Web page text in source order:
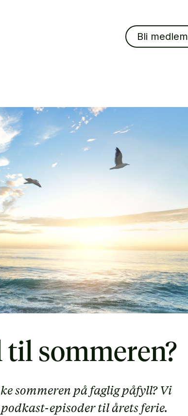
Bli medlem
til sommeren?
sommeren på faglig påfyll? Vi
episoder til årets ferie.